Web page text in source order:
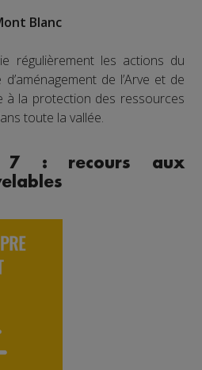
Blanc
régulièrement les actions du
de l’Arve et de
la protection des ressources
toute la vallée.
7 : recours aux